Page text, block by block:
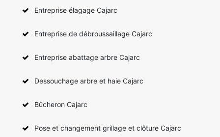
Entreprise élagage Cajarc
Entreprise de débroussaillage Cajarc
Entreprise abattage arbre Cajarc
Dessouchage arbre et haie Cajarc
Bûcheron Cajarc
Pose et changement grillage et clôture Cajarc